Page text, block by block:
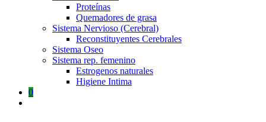
Proteínas
Quemadores de grasa
Sistema Nervioso (Cerebral)
Reconstituyentes Cerebrales
Sistema Oseo
Sistema rep. femenino
Estrogenos naturales
Higiene Intima
0